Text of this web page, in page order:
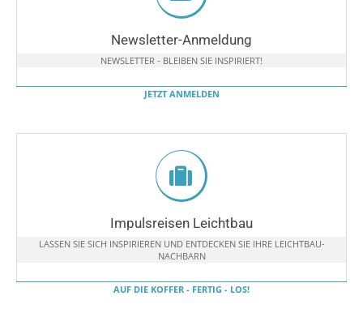
Newsletter-Anmeldung
NEWSLETTER - BLEIBEN SIE INSPIRIERT!
JETZT ANMELDEN
Impulsreisen Leichtbau
LASSEN SIE SICH INSPIRIEREN UND ENTDECKEN SIE IHRE LEICHTBAU-
NACHBARN
AUF DIE KOFFER - FERTIG - LOS!